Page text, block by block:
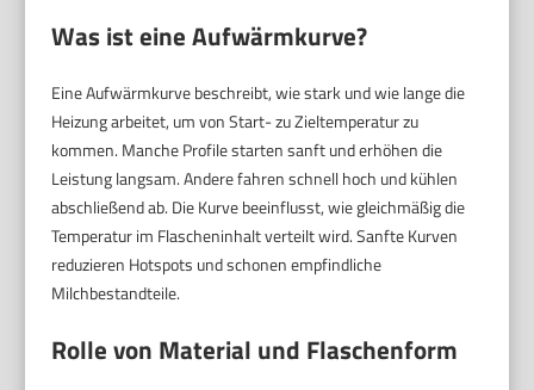
Was ist eine Aufwärmkurve?
Eine Aufwärmkurve beschreibt, wie stark und wie lange die
Heizung arbeitet, um von Start- zu Zieltemperatur zu
kommen. Manche Profile starten sanft und erhöhen die
Leistung langsam. Andere fahren schnell hoch und kühlen
abschließend ab. Die Kurve beeinflusst, wie gleichmäßig die
Temperatur im Flascheninhalt verteilt wird. Sanfte Kurven
reduzieren Hotspots und schonen empfindliche
Milchbestandteile.
Rolle von Material und Flaschenform